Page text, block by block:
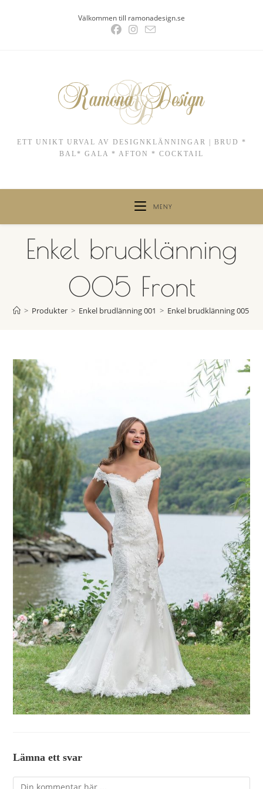
Välkommen till ramonadesign.se
ETT UNIKT URVAL AV DESIGNKLÄNNINGAR | BRUD *
BAL* GALA * AFTON * COCKTAIL
MENY
Enkel brudklänning
005 Front
> Produkter > Enkel brudlänning 001 > Enkel brudklänning 005
Lämna ett svar
Kommentar